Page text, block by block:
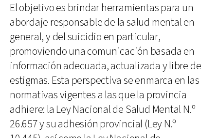
El objetivo es brindar herramientas para un
abordaje responsable de la salud mental en
general, y del suicidio en particular,
promoviendo una comunicación basada en
información adecuada, actualizada y libre de
estigmas. Esta perspectiva se enmarca en las
normativas vigentes a las que la provincia
adhiere: la Ley Nacional de Salud Mental N.º
26.657 y su adhesión provincial (Ley N.º